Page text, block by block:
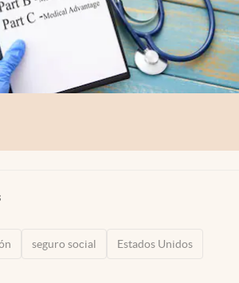
seguro social Estados Unidos